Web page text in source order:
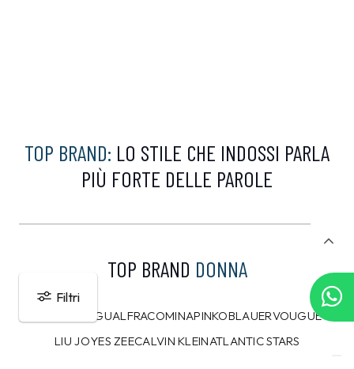
Filtri
TOP BRAND: LO STILE CHE INDOSSI PARLA
PIÙ FORTE DELLE PAROLE
TOP BRAND DONNA
DESIGUAL FRACOMINAPINKOBLAUERVOUGUE
LIU JOYES ZEECALVIN KLEINATLANTIC STARS